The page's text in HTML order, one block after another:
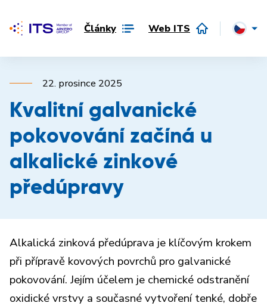
Články Web ITS
22. prosince 2025
Kvalitní galvanické
pokovování začíná u
alkalické zinkové
předúpravy
Alkalická zinková předúprava je klíčovým krokem
při přípravě kovových povrchů pro galvanické
pokovování. Jejím účelem je chemické odstranění
oxidické vrstvy a současné vytvoření tenké, dobře